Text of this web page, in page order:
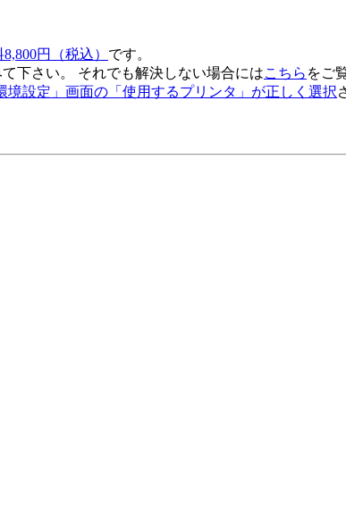
円（税込） です。
下さい。 それでも解決しない場合にはこちら をご
境設定」画面の「使用するプリンタ」が正しく選択